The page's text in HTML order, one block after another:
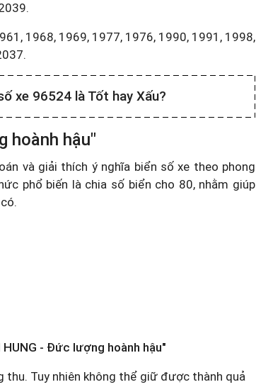
1968, 1969, 1977, 1976, 1990, 1991, 1998,
xe 96524 là Tốt hay Xấu?
hoành hậu"
và giải thích ý nghĩa biển số xe theo phong
phổ biến là chia số biển cho 80, nhằm giúp
HUNG - Đức lượng hoành hậu"
thu. Tuy nhiên không thể giữ được thành quả